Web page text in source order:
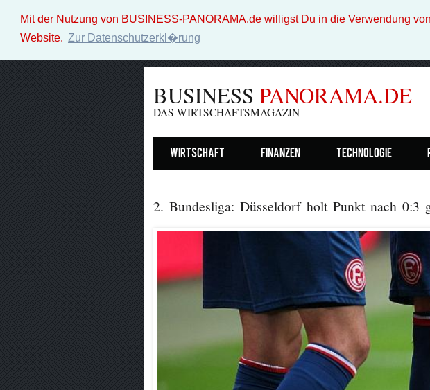
Mit der Nutzung von BUSINESS-PANORAMA.de willigst Du in die Verwendung
Website. Zur Datenschutzerkl�rung
BUSINESS PANORAMA.DE
DAS WIRTSCHAFTSMAGAZIN
Wirtschaft Finanzen Technologie
2. Bundesliga: Düsseldorf holt Punkt nach 0:3